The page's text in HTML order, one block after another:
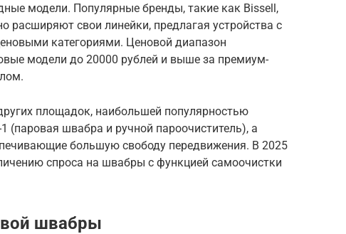
модели. Популярные бренды, такие как Bissell,
расширяют свои линейки, предлагая устройства с
категориями. Ценовой диапазон
модели до 20000 рублей и выше за премиум-
площадок, наибольшей популярностью
(паровая швабра и ручной пароочиститель), а
большую свободу передвижения. В 2025
спроса на швабры с функцией самоочистки
швабры